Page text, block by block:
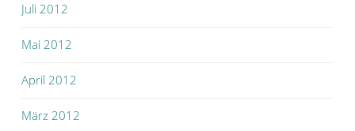
Juli 2012
Mai 2012
April 2012
März 2012